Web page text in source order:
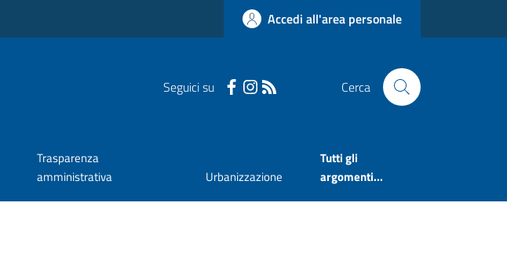
Accedi all'area personale
Seguici su Cerca
Trasparenza
amministrativa
Urbanizzazione
Tutti gli
argomenti...